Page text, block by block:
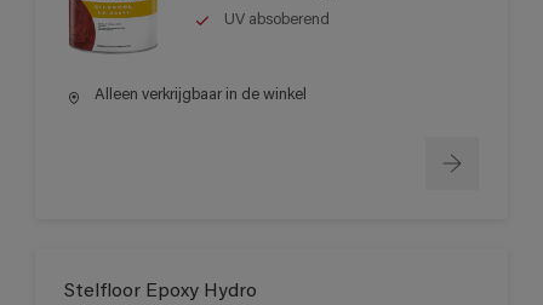
UV absoberend
Alleen verkrijgbaar in de winkel
Stelfloor Epoxy Hydro